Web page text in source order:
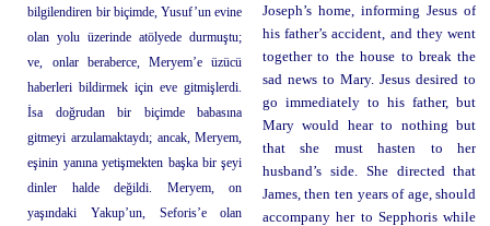
bilgilendiren bir biçimde, Yusuf’un evine
olan yolu üzerinde atölyede durmuştu;
ve, onlar beraberce, Meryem’e üzücü
haberleri bildirmek için eve gitmişlerdi.
İsa doğrudan bir biçimde babasına
gitmeyi arzulamaktaydı; ancak, Meryem,
eşinin yanına yetişmekten başka bir şeyi
dinler halde değildi. Meryem, on
yaşındaki Yakup’un, Seforis’e olan
Joseph’s home, informing Jesus of
his father’s accident, and they went
together to the house to break the
sad news to Mary. Jesus desired to
go immediately to his father, but
Mary would hear to nothing but
that she must hasten to her
husband’s side. She directed that
James, then ten years of age, should
accompany her to Sepphoris while